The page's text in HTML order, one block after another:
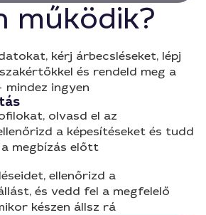
működik?
kérj árbecsléseket, lépj
és rendeld meg a
ingyen
olvasd el az
a képesítéseket és tudd
megbízás előtt
ellenőrizd a
és vedd fel a megfelelő
készen állsz rá